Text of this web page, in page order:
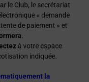
le Club, le secrétariat
« demande
de paiement » et
.
à votre espace
indiquée.
la